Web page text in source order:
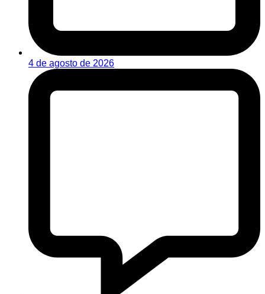
4 de agosto de 2026